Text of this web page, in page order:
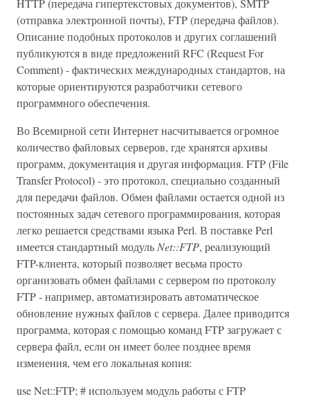
HTTP (передача гипертекстовых документов), SMTP
(отправка электронной почты), FTP (передача файлов).
Описание подобных протоколов и других соглашений
публикуются в виде предложений RFC (Request For
Comment) - фактических международных стандартов, на
которые ориентируются разработчики сетевого
программного обеспечения.
Во Всемирной сети Интернет насчитывается огромное
количество файловых серверов, где хранятся архивы
программ, документация и другая информация. FTP (File
Transfer Protocol) - это протокол, специально созданный
для передачи файлов. Обмен файлами остается одной из
постоянных задач сетевого программирования, которая
легко решается средствами языка Perl. В поставке Perl
имеется стандартный модуль Net::FTP, реализующий
FTP-клиента, который позволяет весьма просто
организовать обмен файлами с сервером по протоколу
FTP - например, автоматизировать автоматическое
обновление нужных файлов с сервера. Далее приводится
программа, которая с помощью команд FTP загружает с
сервера файл, если он имеет более позднее время
изменения, чем его локальная копия:
use Net::FTP; # используем модуль работы с FTP